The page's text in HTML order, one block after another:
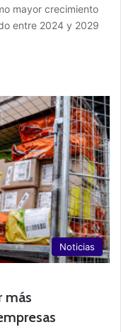
mayor crecimiento
entre 2024 y 2029
Noticias
más